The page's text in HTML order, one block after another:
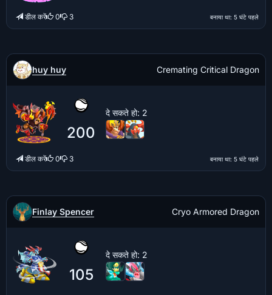
बनाया था: 5 घंटे पहले
डील करें 0 3
huy huy Cremating Critical Dragon
200
दे सकते हो: 2
बनाया था: 5 घंटे पहले
डील करें 0 3
Finlay Spencer Cryo Armored Dragon
105
दे सकते हो: 2